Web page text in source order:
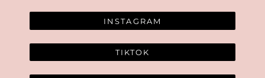
INSTAGRAM
TIKTOK